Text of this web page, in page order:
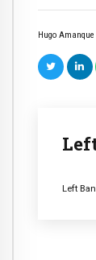
Hugo
Left